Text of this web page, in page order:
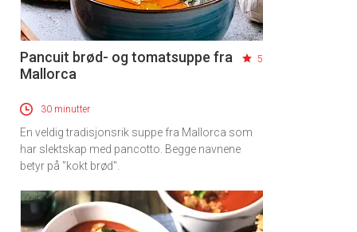
Pancuit brød- og tomatsuppe fra
Mallorca
5
30 minutter
En veldig tradisjonsrik suppe fra Mallorca som
har slektskap med pancotto. Begge navnene
betyr på "kokt brød".